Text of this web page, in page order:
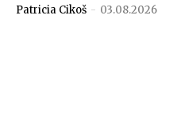
Patricia Cikoš - 03.08.2026